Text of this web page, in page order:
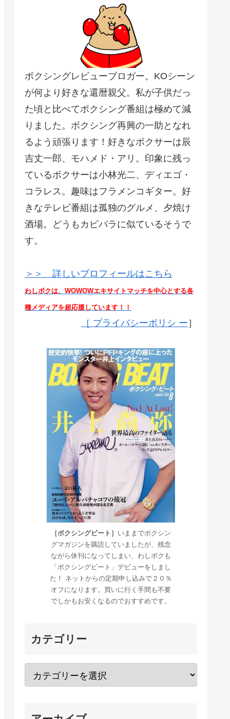
ボクシングレビューブロガー。KOシーン
が何より好きな還暦親父。私が子供だっ
た頃と比べてボクシング番組は極めて減
りました。ボクシング再興の一助となれ
るよう頑張ります！好きなボクサーは辰
吉丈一郎、モハメド・アリ。印象に残っ
ているボクサーは小林光二、ディエゴ・
コラレス。趣味はフラメンコギター。好
きなテレビ番組は孤独のグルメ、夕焼け
酒場。どうもカピバラに似ているそうで
す。
＞＞ 詳しいプロフィールはこちら
わしボクは、WOWOWエキサイトマッチを中心とする各
種メディアを超応援しています！！
［ プライバシーポリシ ー］
［ボクシングビート］ いままでボクシン
グマガジンを購読していましたが、残念
ながら休刊になってしまい、わしボクも
「ボクシングビート」デビューをしまし
た！ ネットからの定期申し込みで２０％
オフになります。買いに行く手間も不要
でしかもお安くなるのでおすすめです。
カテゴリー